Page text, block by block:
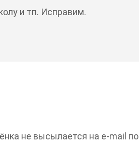
и тп. Исправим.
не высылается на e-mail